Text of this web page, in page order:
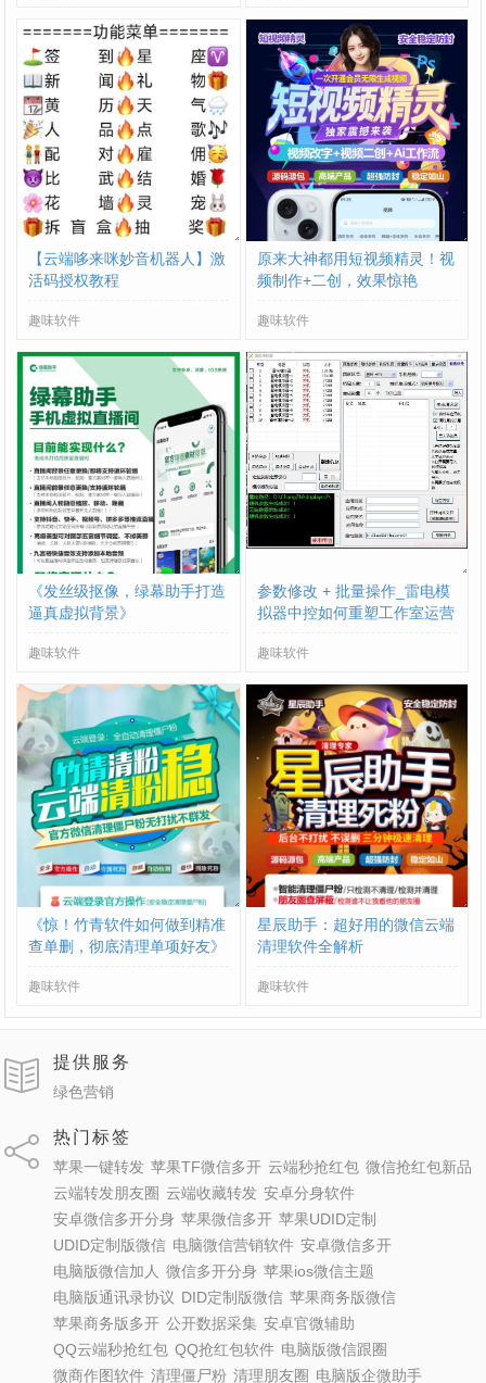
【云端哆来咪妙音机器人】激
活码授权教程
趣味软件
原来大神都用短视频精灵！视
频制作+二创，效果惊艳
趣味软件
《发丝级抠像，绿幕助手打造
逼真虚拟背景》
趣味软件
参数修改 + 批量操作_雷电模
拟器中控如何重塑工作室运营
趣味软件
《惊！竹青软件如何做到精准
查单删，彻底清理单项好友》​
趣味软件
星辰助手：超好用的微信云端
清理软件全解析
趣味软件
提供服务
绿色营销
热门标签
苹果一键转发 苹果TF微信多开 云端秒抢红包 微信抢红包新品
云端转发朋友圈 云端收藏转发 安卓分身软件
安卓微信多开分身 苹果微信多开 苹果UDID定制
UDID定制版微信 电脑微信营销软件 安卓微信多开
电脑版微信加人 微信多开分身 苹果ios微信主题
电脑版通讯录协议 DID定制版微信 苹果商务版微信
苹果商务版多开 公开数据采集 安卓官微辅助
QQ云端秒抢红包 QQ抢红包软件 电脑版微信跟圈
微商作图软件 清理僵尸粉 清理朋友圈 电脑版企微助手